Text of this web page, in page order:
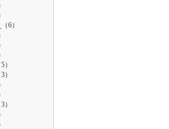
（6）
5）
3）
3）